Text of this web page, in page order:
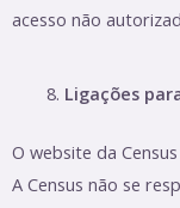
acesso não
Ligações
O website da
A Census não se